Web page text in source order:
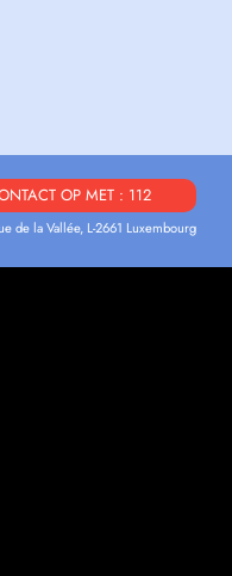
OP MET : 112
de la Vallée, L-2661 Luxembourg